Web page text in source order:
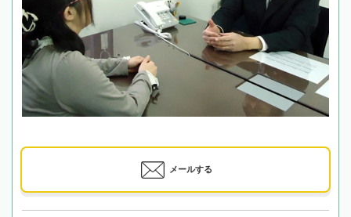
メールする